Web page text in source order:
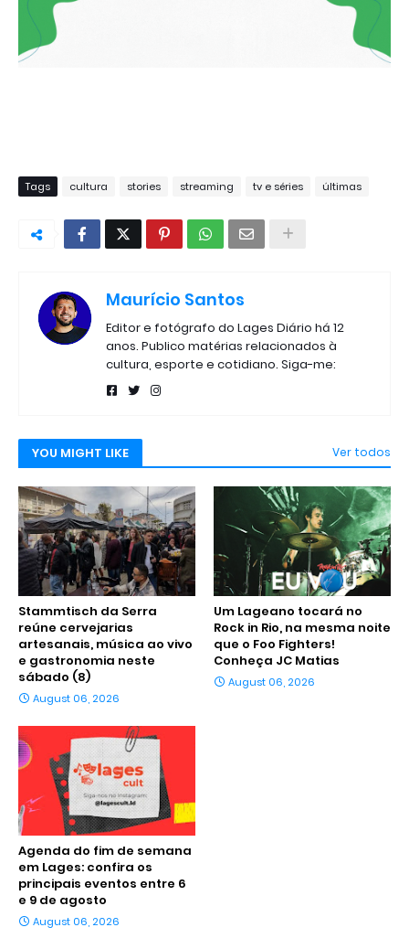
Tags cultura stories streaming tv e séries últimas
Maurício Santos
Editor e fotógrafo do Lages Diário há 12
anos. Publico matérias relacionados à
cultura, esporte e cotidiano. Siga-me:
YOU MIGHT LIKE Ver todos
Stammtisch da Serra
reúne cervejarias
artesanais, música ao vivo
e gastronomia neste
sábado (8)
August 06, 2026
Um Lageano tocará no
Rock in Rio, na mesma noite
que o Foo Fighters!
Conheça JC Matias
August 06, 2026
Agenda do fim de semana
em Lages: confira os
principais eventos entre 6
e 9 de agosto
August 06, 2026